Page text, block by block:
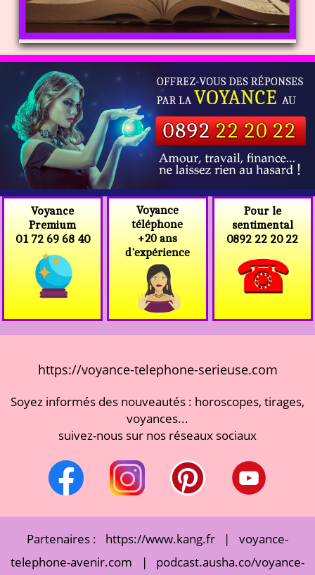
Voyance
Premium
01 72 69 68 40
Voyance
téléphone
+20 ans
d'expérience
Pour le
sentimental
0892 22 20 22
https://voyance-telephone-serieuse.com
Soyez informés des nouveautés : horoscopes, tirages,
voyances...
suivez-nous sur nos réseaux sociaux
Partenaires : https://www.kang.fr |
voyance-
telephone-avenir.com
| podcast.ausha.co/voyance-